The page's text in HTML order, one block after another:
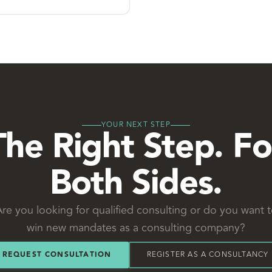
YOUR NEXT STEP
Right Step.
Both Sides.
you looking for qualified consulting or do you want
win new mandates as a consulting company?
REQUEST CONSULTATION REGISTER AS A CONSULTANCY